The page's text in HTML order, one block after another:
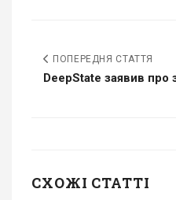
ПОПЕРЕДНЯ СТАТТЯ
DeepState заявив про
СХОЖІ СТАТТІ